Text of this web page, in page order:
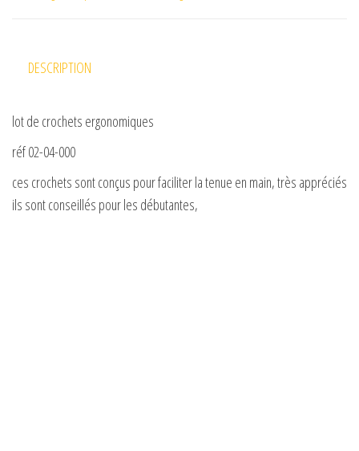
DESCRIPTION
lot de crochets ergonomiques
réf 02-04-000
ces crochets sont conçus pour faciliter la tenue en main, très appréciés
ils sont conseillés pour les débutantes,